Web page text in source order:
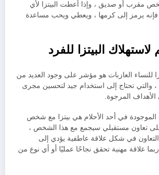
مقرب أو صديق ، وإذا أعطت البيتزا لأي
يرمز إلى كرمها ، ويعطي ويحب مساعدة
البيتزا للفرد
للنساء العازبات هو مؤشر على وجود العديد من
والتي تحتاج إلى استخدام جيد لتحسين مجرى
الأهداف المرجوة.
الموجودة في أحد الأحلام هي بيتزا مع شخص
تعاون مستقبلي سيجمع مع هذا الشخص ،
في شكل علاقة عاطفية يؤدي إلى
ربما علاقة مهنية تحقق نجاحًا عمليًا أو أي نوع من